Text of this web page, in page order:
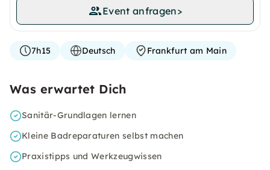
Event anfragen>
7h15 Deutsch Frankfurt am Main
Was erwartet Dich
Sanitär-Grundlagen lernen
Kleine Badreparaturen selbst machen
Praxistipps und Werkzeugwissen